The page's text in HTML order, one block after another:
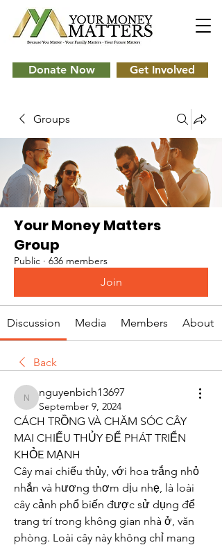
Donate Now Get Involved
Groups
Your Money Matters
Group
Public · 636 members
Join
Discussion Media Members About
Back
nguyenbich13697
nguyenbich13697
September 9, 2024
CÁCH TRỒNG VÀ CHĂM SÓC CÂY
MAI CHIẾU THỦY ĐỂ PHÁT TRIỂN
KHỎE MẠNH
Cây mai chiếu thủy, với hoa trắng nhỏ
nhắn và hương thơm dịu nhẹ, là loài
cây cảnh phổ biến được sử dụng để
trang trí trong không gian nhà ở, văn
phòng. Loài cây này không chỉ mang